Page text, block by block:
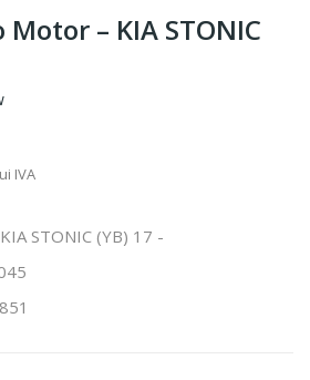
– KIA STONIC
IVA
STONIC (YB) 17 -